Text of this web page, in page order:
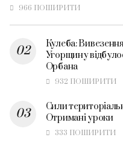
966 ПОШИРИТИ
Кулеба:
Угорщину
Орбана
932 ПОШИРИТИ
Сили
Отримані уроки
333 ПОШИРИТИ